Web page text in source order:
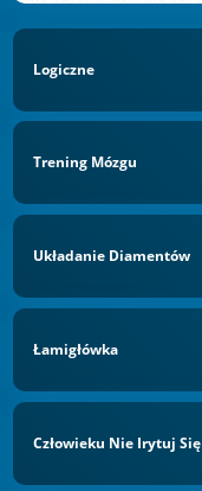
Logiczne
Trening Mózgu
Układanie Diamentów
Łamigłówka
Człowieku Nie Irytuj Się